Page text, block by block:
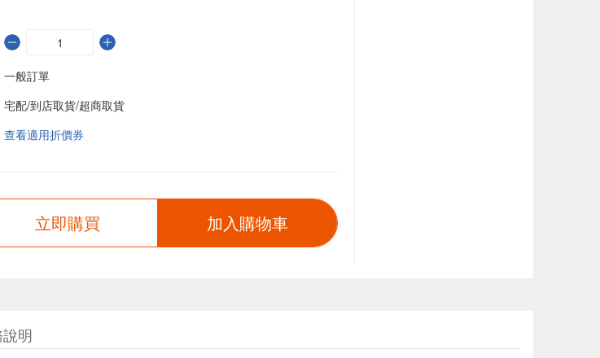
一般訂單
宅配/到店取貨/超商取貨
查看適用折價券
立即購買 加入購物車
明